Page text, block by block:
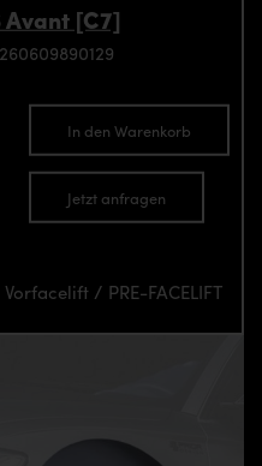
[C7]
In den Warenkorb
Jetzt anfragen
/ PRE-FACELIFT